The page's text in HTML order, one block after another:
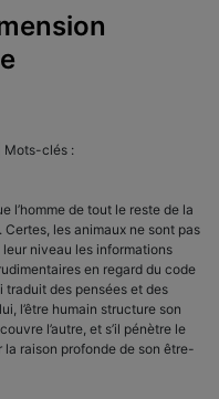
Mots-clés :
l’homme de tout le reste de la
les animaux ne sont pas
niveau les informations
en regard du code
des pensées et des
l’être humain structure son
l’autre, et s’il pénètre le
raison profonde de son être-